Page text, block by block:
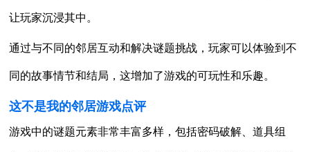
让玩家沉浸其中。
通过与不同的邻居互动和解决谜题挑战，玩家可以体验到不
同的故事情节和结局，这增加了游戏的可玩性和乐趣。
这不是我的邻居游戏点评
游戏中的谜题元素非常丰富多样，包括密码破解、道具组